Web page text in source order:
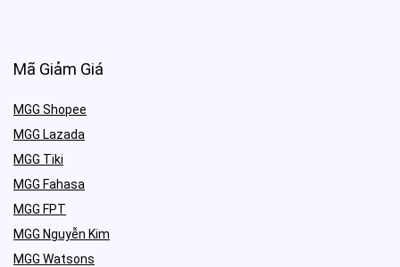
Mã Giảm Giá
MGG Shopee
MGG Lazada
MGG Tiki
MGG Fahasa
MGG FPT
MGG Nguyễn Kim
MGG Watsons